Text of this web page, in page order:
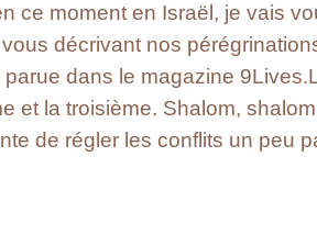
ce moment en Israël, je vais
décrivant nos
dans le magazine
et la troisième. Shalom,
de régler les conflits un peu